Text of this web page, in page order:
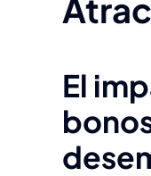
El